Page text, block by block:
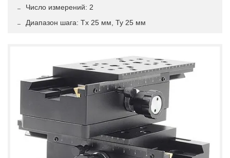
Число измерений: 2
Диапазон шага: Tx 25 мм, Ty 25 мм